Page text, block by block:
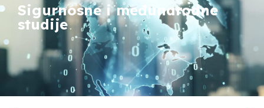
Sigurnosne i međunarodne
studije